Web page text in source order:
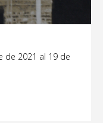
de 2021 al 19 de